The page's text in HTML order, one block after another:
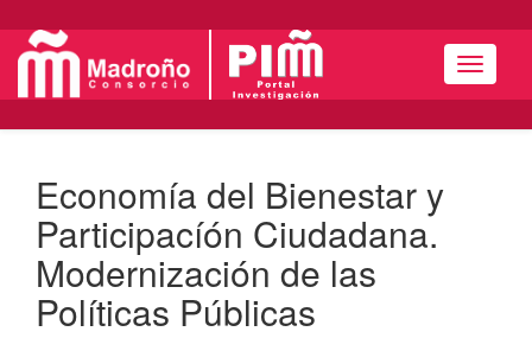
Menú
Economía del Bienestar y
Participacíón Ciudadana.
Modernización de las
Políticas Públicas